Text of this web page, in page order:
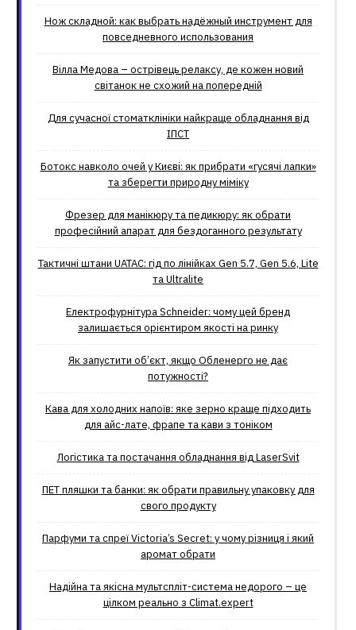
Нож складной: как выбрать надёжный инструмент для
повседневного использования
Вілла Медова – острівець релаксу, де кожен новий
світанок не схожий на попередній
Для сучасної стоматклініки найкраще обладнання від
ІПСТ
Ботокс навколо очей у Києві: як прибрати «гусячі лапки»
та зберегти природну міміку
Фрезер для манікюру та педикюру: як обрати
професійний апарат для бездоганного результату
Тактичні штани UATAC: гід по лінійках Gen 5.7, Gen 5.6, Lite
та Ultralite
Електрофурнітура Schneider: чому цей бренд
залишається орієнтиром якості на ринку
Як запустити об’єкт, якщо Обленерго не дає
потужності?
Кава для холодних напоїв: яке зерно краще підходить
для айс-лате, фрапе та кави з тоніком
Логістика та постачання обладнання від LaserSvit
ПЕТ пляшки та банки: як обрати правильну упаковку для
свого продукту
Парфуми та спреї Victoria’s Secret: у чому різниця і який
аромат обрати
Надійна та якісна мультспліт-система недорого – це
цілком реально з Climat.еxpert